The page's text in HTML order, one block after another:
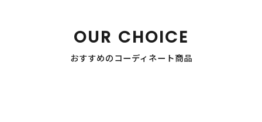
OUR CHOICE
おすすめのコーディネート商品